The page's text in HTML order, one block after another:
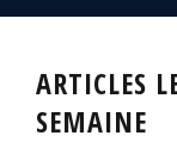
ARTICLES
SEMAINE